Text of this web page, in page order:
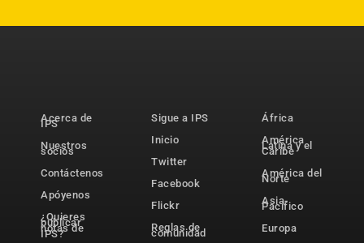
Acerca de
IPS
Nuestros
socios
Contáctenos
Apóyenos
¿Quieres
publicar
notas de
IPS?
Sigue a IPS
Inicio
Twitter
Facebook
Flickr
Reglas de
comunidad
África
América
Latina y el
Caribe
América del
Norte
Asia-
Pacífico
Europa